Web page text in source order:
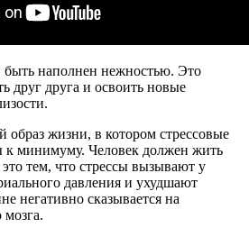
быть наполнен нежностью. Это
друг друга и освоить новые
образ жизни, в котором стрессовые
к минимуму. Человек должен жить
тем, что стрессы вызывают у
давления и ухудшают
негативно сказывается на
мозга.